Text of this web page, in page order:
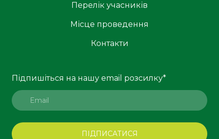
Перелік учасників
Місце проведення
Контакти
Підпишіться на нашу email розсилку*
ПІДПИСАТИСЯ